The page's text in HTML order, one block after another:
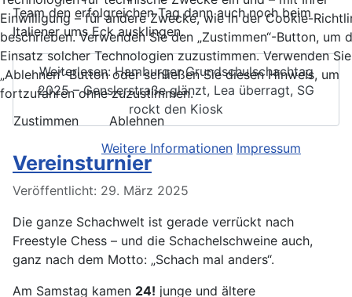
Team den erfolgreichen Tag dann auch noch beim
Italiener ums Eck ausklingen.
Weiterlesen: Hamburger Grundschulschachtag
2025 – Genslerstraße glänzt, Lea überragt, SG
rockt den Kiosk
Vereinsturnier
Details
Veröffentlicht: 29. März 2025
Die ganze Schachwelt ist gerade verrückt nach
Freestyle Chess – und die Schachelschweine auch,
ganz nach dem Motto: „Schach mal anders“.
Am Samstag kamen 24! junge und ältere
Einwilligung – für andere Zwecke, wie in der Cookie-
beschrieben. Verwenden Sie den „Zustimmen“-Button, um
Einsatz solcher Technologien zuzustimmen. Verwenden
„Ablehnen“-Button oder schließen Sie diesen Hinweis, um
fortzufahren ohne zuzustimmen.
Zustimmen
Ablehnen
Weitere Informationen Impressum